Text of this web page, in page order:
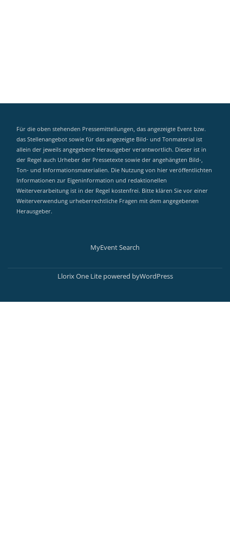
Für die oben stehenden Pressemitteilungen, das angezeigte Event bzw.
das Stellenangebot sowie für das angezeigte Bild- und Tonmaterial ist
allein der jeweils angegebene Herausgeber verantwortlich. Dieser ist in
der Regel auch Urheber der Pressetexte sowie der angehängten Bild-,
Ton- und Informationsmaterialien. Die Nutzung von hier veröffentlichten
Informationen zur Eigeninformation und redaktionellen
Weiterverarbeitung ist in der Regel kostenfrei. Bitte klären Sie vor einer
Weiterverwendung urheberrechtliche Fragen mit dem angegebenen
Herausgeber.
MyEvent Search
Secondary
Llorix One Lite powered byWordPress